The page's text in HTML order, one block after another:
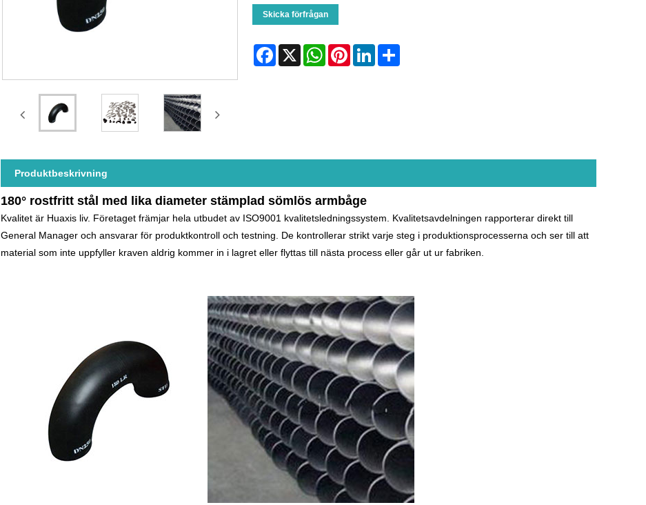
Skicka förfrågan
Facebook
X WhatsAppPinterestLinkedInShare
Produktbeskrivning
180° rostfritt stål med lika diameter stämplad sömlös armbåge
Kvalitet är Huaxis liv. Företaget främjar hela utbudet av ISO9001 kvalitetsledningssystem. Kvalitetsavdelningen rapporterar direkt till
General Manager och ansvarar för produktkontroll och testning. De kontrollerar strikt varje steg i produktionsprocesserna och ser till att
material som inte uppfyller kraven aldrig kommer in i lagret eller flyttas till nästa process eller går ut ur fabriken.